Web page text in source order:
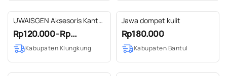
UWAISGEN Aksesoris Kantor
Lanyard Endek 1 ply
Rp120.000 - Rp...
Kabupaten Klungkung
Jawa dompet kulit
Rp180.000
Kabupaten Bantul